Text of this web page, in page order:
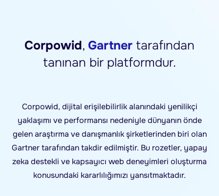
Corpowid, Gartner tarafından
tanınan bir platformdur.
Corpowid, dijital erişilebilirlik alanındaki yenilikçi
yaklaşımı ve performansı nedeniyle dünyanın önde
gelen araştırma ve danışmanlık şirketlerinden biri olan
Gartner tarafından takdir edilmiştir. Bu rozetler, yapay
zeka destekli ve kapsayıcı web deneyimleri oluşturma
konusundaki kararlılığımızı yansıtmaktadır.